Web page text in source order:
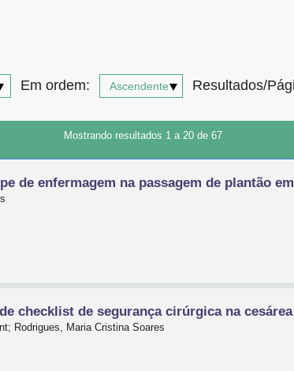
Em ordem: Resultados/
Mostrando resultados 1 a 20 de 67
de enfermagem na passagem de plantão
checklist de segurança cirúrgica na cesárea
Rodrigues, Maria Cristina Soares